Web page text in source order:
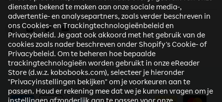
diensten bekend te maken aan onze sociale media-,
advertentie- en analysepartners, zoals verder beschreven in
ons Cookies- en Trackingtechnologieënbeleid en
Privacybeleid. Je gaat ook akkoord met het gebruik van de
cookies zoals nader beschreven onder Shopify's Cookie- of
Privacybeleid. Om te beheren hoe bepaalde
trackingtechnologieën worden gebruikt in onze eReader
Store (d.w.z. kobobooks.com), selecteer je hieronder
"Privacyinstellingen bekijken" om je voorkeuren aan te
passen. Houd er rekening mee dat we je kunnen vragen om je
Vind ons op Facebook
Vind ons op Instagram
Vind ons op Twitter
Vind ons op Youtube